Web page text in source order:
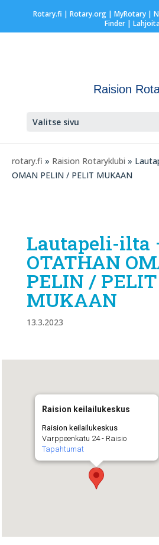
Rotary.fi | Rotary.org| MyRotary |
Finder| Lahjoita
Raision
Valitse sivu
rotary.fi » Raision Rotaryklubi »
OMAN PELIN / PELIT MUKAAN
Lautapeli-ilta
OTATHAN
PELIN / PELIT
MUKAAN
13.3.2023
Raision keilailukeskus
Raision keilailukeskus
Varppeenkatu 24 - Raisio
Tapahtumat